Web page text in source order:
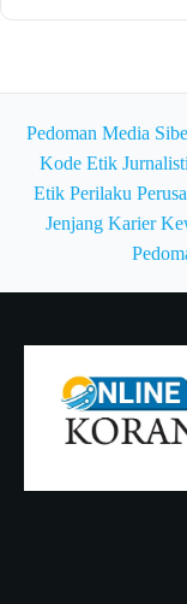
Pedoman Media
Kode Etik
Etik Perilaku
Jenjang Karier